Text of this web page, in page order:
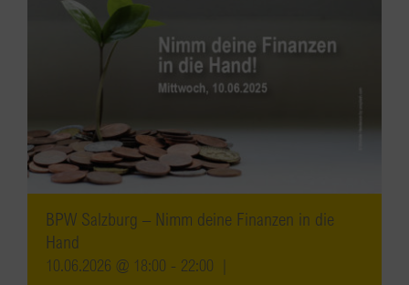
BPW Salzburg – Nimm deine Finanzen in die
Hand
10.06.2026 @ 18:00 - 22:00